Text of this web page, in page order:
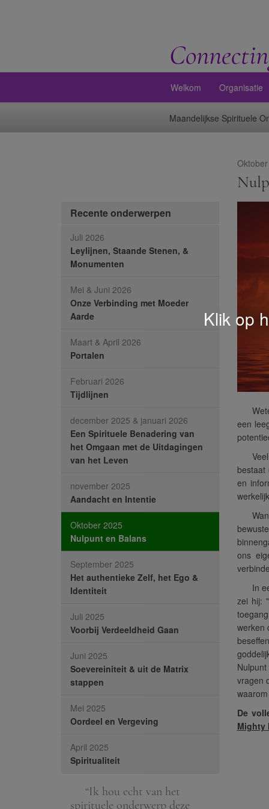
Klik op
Welkom Organisatie
Maandelijkse Spirituele
Recente onderwerpen
Juli 2026
Leylijnen, Staande Stenen, &
Monumenten
Mei & Juni 2026
Onze Verbinding met Moeder
Aarde
Maart & April 2026
Portalen
Februari 2026
Tijdlijnen
december 2025 & januari 2026
Een Spirituele Benadering van
het Omgaan met de Uitdagingen
van het Leven
november 2025
Aandacht en Intentie
Oktober 2025
Nulpunt en Balans
September 2025
Het authentieke Zelf, het Ego &
Identiteit
Juli 2025
Voorbij Verdeeldheid Gaan
Juni 2025
Soevereiniteit & uit de Matrix
stappen
Mei 2025
Oordeel en Vergeving
April 2025
Spiritualiteit
“Ik hou echt van het
spirituele onderwerp deze
een
en
ons
In
zei hij: "
werken
vragen
De
Mighty